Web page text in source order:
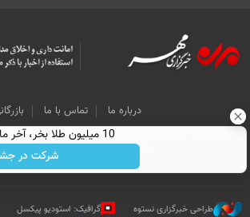
درباره ما تماس با ما
Agency is licensed under a Creative Commons
4.0 International License.
طراحی خبرگزاری نستوه گرافیک: استودیو پیکسل
10 میلیون طلا بخر، آخر ماه 2 برابرشو ببر🔥
شرکت در